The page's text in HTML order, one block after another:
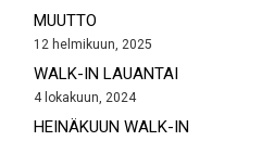
MUUTTO
12 helmikuun, 2025
WALK-IN LAUANTAI
4 lokakuun, 2024
HEINÄKUUN WALK-IN